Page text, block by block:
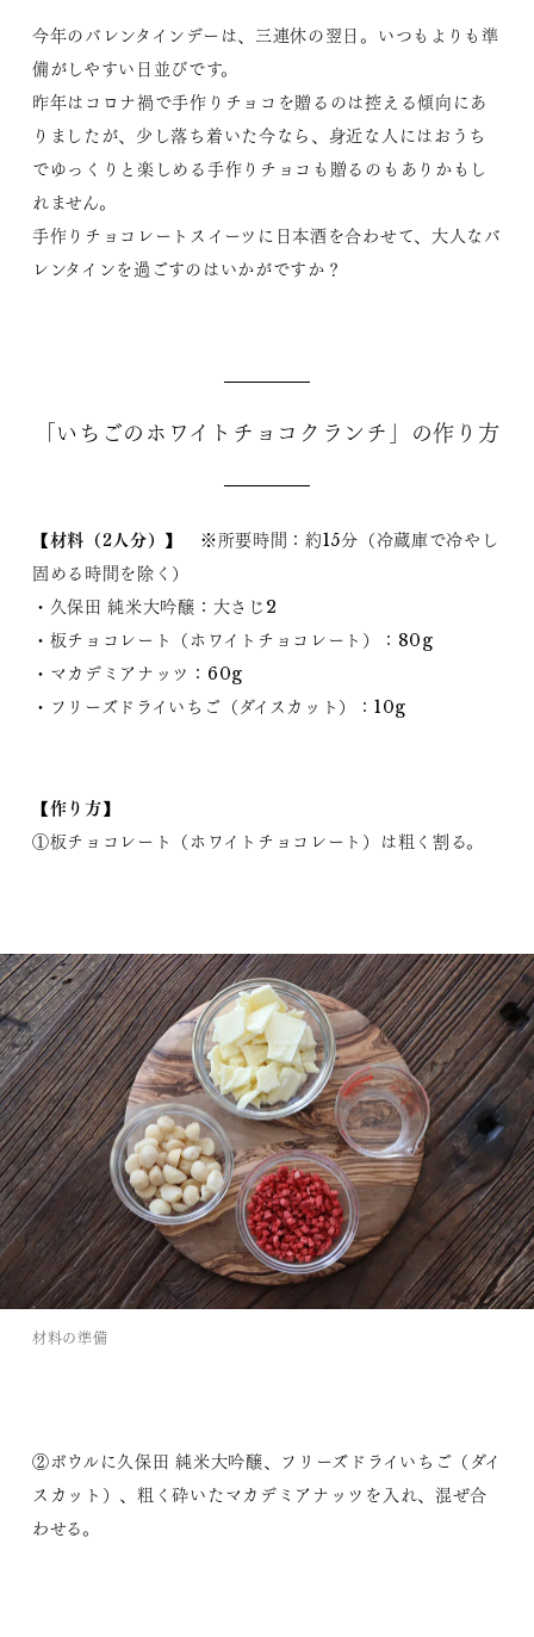
今年のバレンタインデーは、三連休の翌日。いつもよりも準
備がしやすい日並びです。
昨年はコロナ禍で手作りチョコを贈るのは控える傾向にあ
りましたが、少し落ち着いた今なら、身近な人にはおうち
でゆっくりと楽しめる手作りチョコも贈るのもありかもし
れません。
手作りチョコレートスイーツに日本酒を合わせて、大人なバ
レンタインを過ごすのはいかがですか？
「いちごのホワイトチョコクランチ」の作り方
【材料（2人分）】
※所要時間：約15分（冷蔵庫で冷やし
固める時間を除く）
・久保田 純米大吟醸：大さじ2
・板チョコレート（ホワイトチョコレート）：80g
・マカデミアナッツ：60g
・フリーズドライいちご（ダイスカット）：10g
【作り方】
①板チョコレート（ホワイトチョコレート）は粗く割る。
材料の準備
②ボウルに久保田 純米大吟醸、フリーズドライいちご（ダイ
スカット）、粗く砕いたマカデミアナッツを入れ、混ぜ合
わせる。